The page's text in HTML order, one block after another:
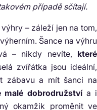
případě sčítají.
– záleží jen na tom,
Šance na výhru
– nikdy nevíte, které
zvířátka jsou ideální,
zábavu a mít šanci na
malé dobrodružstvía i
okamžik proměnit ve